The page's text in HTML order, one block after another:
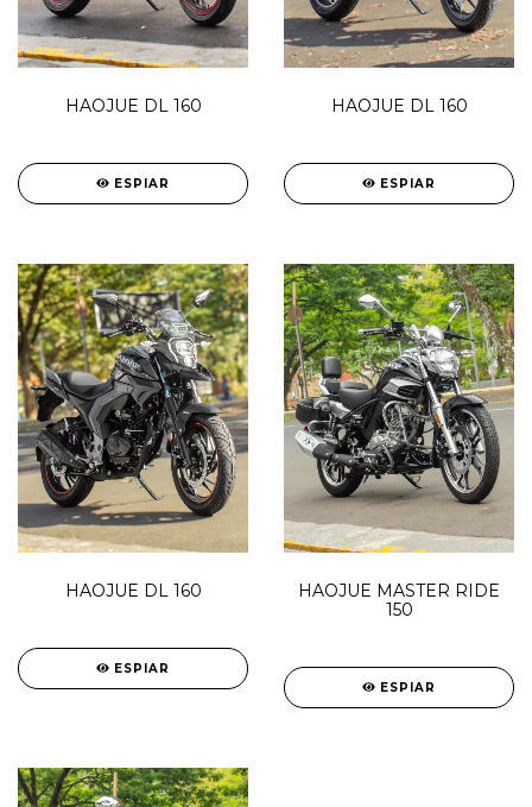
HAOJUE DL 160
ESPIAR
HAOJUE DL 160
ESPIAR
HAOJUE DL 160
ESPIAR
HAOJUE MASTER RIDE
150
ESPIAR